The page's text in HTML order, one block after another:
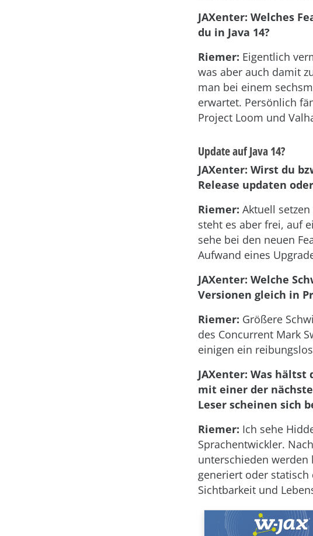
JAXenter: Welches
du in Java 14?
Riemer: Eigentlich
was aber auch damit
man bei einem
erwartet. Persönlich
Project Loom und
Update auf Java 14?
JAXenter: Wirst du
Release updaten
Riemer: Aktuell
steht es aber frei, auf
sehe bei den neuen
Aufwand eines
JAXenter: Welche
Versionen gleich in
Riemer: Größere
des Concurrent Mark
einigen ein
JAXenter: Was hältst
mit einer der
Leser scheinen sich
Riemer: Ich sehe
Sprachentwickler.
unterschieden werden
generiert oder statisch
Sichtbarkeit und